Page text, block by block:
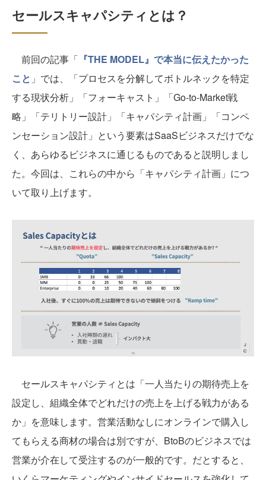
セールスキャパシティとは？
前回の記事「 『THE MODEL』で本当に伝えたかった
こと 」では、「プロセスを分解してボトルネックを特定
する現状分析」「フォーキャスト」「Go-to-Market戦
略」「テリトリー設計」「キャパシティ計画」「コンペ
ンセーション設計」という要素はSaaSビジネスだけでな
く、あらゆるビジネスに通じるものであると説明しまし
た。今回は、これらの中から「キャパシティ計画」につ
いて取り上げます。
セールスキャパシティとは「一人当たりの期待売上を
設定し、組織全体でどれだけの売上を上げる戦力がある
か」を意味します。営業活動なしにオンラインで購入し
てもらえる商材の場合は別ですが、BtoBのビジネスでは
営業が介在して受注するのが一般的です。だとすると、